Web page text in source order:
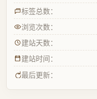
标签总数：
浏览次数：
建站天数：
建站时间：
最后更新：